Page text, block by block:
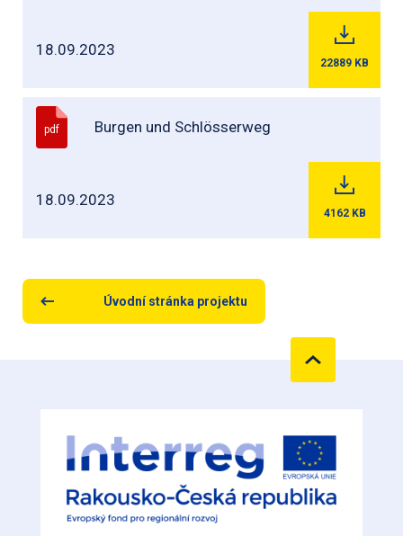
18.09.2023
22889 KB
pdf Burgen und Schlösserweg
18.09.2023
4162 KB
Úvodní stránka projektu